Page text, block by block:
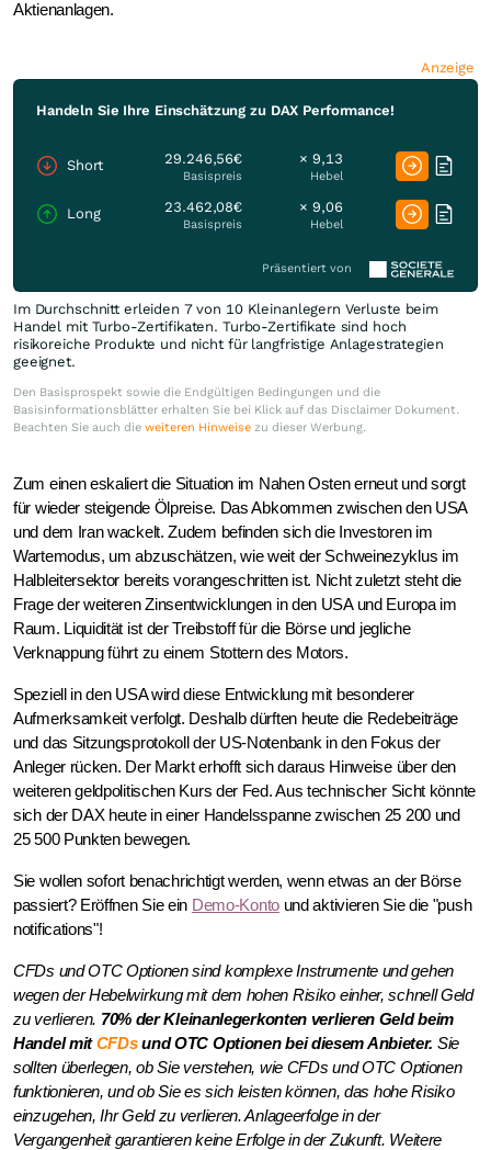
Aktienanlagen.
Anzeige
Handeln Sie Ihre Einschätzung zu DAX Performance!
Short 29.246,56€
Basispreis
× 9,13
Hebel
Long 23.462,08€
Basispreis
× 9,06
Hebel
Präsentiert von
Im Durchschnitt erleiden 7 von 10 Kleinanlegern Verluste beim
Handel mit Turbo-Zertifikaten. Turbo-Zertifikate sind hoch
risikoreiche Produkte und nicht für langfristige Anlagestrategien
geeignet.
Den Basisprospekt sowie die Endgültigen Bedingungen und die
Basisinformationsblätter erhalten Sie bei Klick auf das Disclaimer Dokument.
Beachten Sie auch die weiteren Hinweise zu dieser Werbung.
Zum einen eskaliert die Situation im Nahen Osten erneut und sorgt
für wieder steigende Ölpreise. Das Abkommen zwischen den USA
und dem Iran wackelt. Zudem befinden sich die Investoren im
Wartemodus, um abzuschätzen, wie weit der Schweinezyklus im
Halbleitersektor bereits vorangeschritten ist. Nicht zuletzt steht die
Frage der weiteren Zinsentwicklungen in den USA und Europa im
Raum. Liquidität ist der Treibstoff für die Börse und jegliche
Verknappung führt zu einem Stottern des Motors.
Speziell in den USA wird diese Entwicklung mit besonderer
Aufmerksamkeit verfolgt. Deshalb dürften heute die Redebeiträge
und das Sitzungsprotokoll der US-Notenbank in den Fokus der
Anleger rücken. Der Markt erhofft sich daraus Hinweise über den
weiteren geldpolitischen Kurs der Fed. Aus technischer Sicht könnte
sich der DAX heute in einer Handelsspanne zwischen 25 200 und
25 500 Punkten bewegen.
Sie wollen sofort benachrichtigt werden, wenn etwas an der Börse
passiert? Eröffnen Sie ein Demo-Konto und aktivieren Sie die "push
notifications"!
CFDs und OTC Optionen sind komplexe Instrumente und gehen
wegen der Hebelwirkung mit dem hohen Risiko einher, schnell Geld
zu verlieren. 70% der Kleinanlegerkonten verlieren Geld beim
Handel mitCFDsund OTC Optionen bei diesem Anbieter. Sie
sollten überlegen, ob Sie verstehen, wie CFDs und OTC Optionen
funktionieren, und ob Sie es sich leisten können, das hohe Risiko
einzugehen, Ihr Geld zu verlieren. Anlageerfolge in der
Vergangenheit garantieren keine Erfolge in der Zukunft. Weitere